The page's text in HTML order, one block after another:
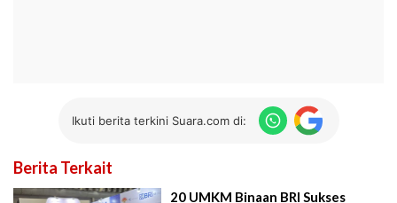
Ikuti berita terkini Suara.com di:
Berita Terkait
20 UMKM Binaan BRI Sukses